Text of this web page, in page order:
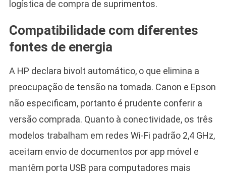
logística de compra de suprimentos.
Compatibilidade com diferentes
fontes de energia
A HP declara bivolt automático, o que elimina a
preocupação de tensão na tomada. Canon e Epson
não especificam, portanto é prudente conferir a
versão comprada. Quanto à conectividade, os três
modelos trabalham em redes Wi-Fi padrão 2,4 GHz,
aceitam envio de documentos por app móvel e
mantêm porta USB para computadores mais